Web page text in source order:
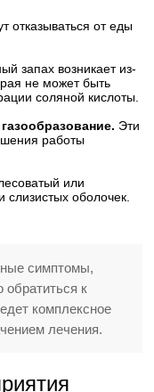
отказываться от еды
запах возникает из-
не может быть
соляной кислоты.
Эти
работы
или
слизистых оболочек.
симптомы,
к
комплексное
лечения.